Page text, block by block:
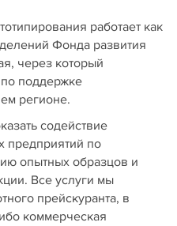
работает как
Фонда развития
через который
поддержке
регионе.
содействие
предприятий по
опытных образцов и
Все услуги мы
прейскуранта, в
коммерческая